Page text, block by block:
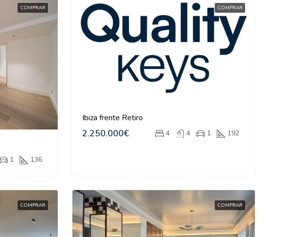
COMPRAR
1 136
COMPRAR
Ibiza frente Retiro
2.250.000€ 4 4 1 192
COMPRAR COMPRAR